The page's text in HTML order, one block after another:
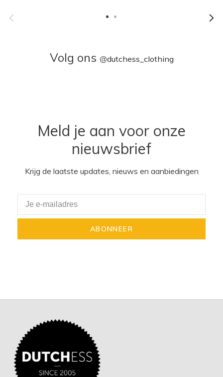
Volg ons @dutchess_clothing
Meld je aan voor onze
nieuwsbrief
Krijg de laatste updates, nieuws en aanbiedingen
ABONNEER